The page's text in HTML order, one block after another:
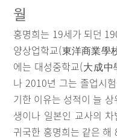
월
홍명희는 19세가 되던
양상업학교(東洋商業學
에는 대성중학교(大成
나 2010년 그는 졸업시
기한 이유는 성적이 늘
생이나 일본인 교사의
귀국한 홍명희는 같은